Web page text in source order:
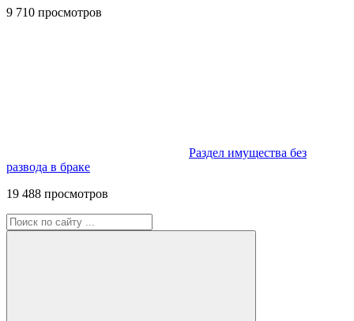
9 710 просмотров
Раздел имущества без
развода в браке
19 488 просмотров